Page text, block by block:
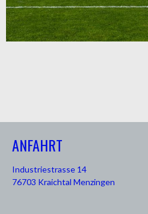
ANFAHRT
Industriestrasse 14
76703 Kraichtal Menzingen